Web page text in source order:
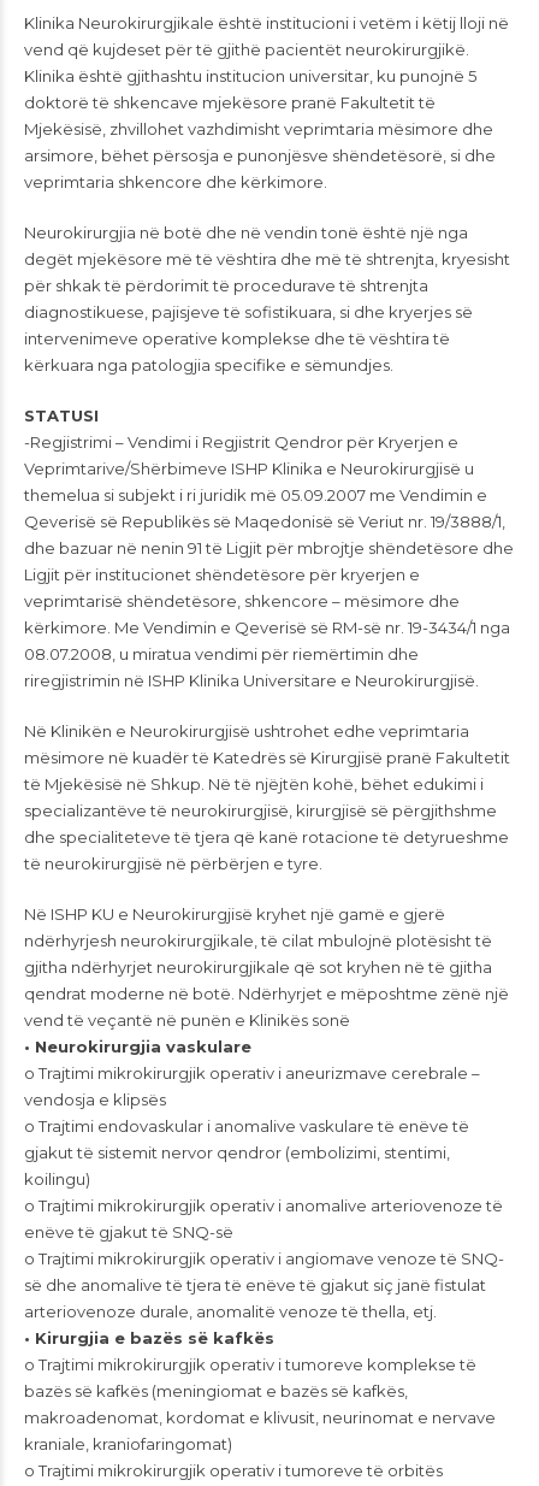
Klinika Neurokirurgjikale është institucioni i vetëm i këtij lloji në
vend që kujdeset për të gjithë pacientët neurokirurgjikë.
Klinika është gjithashtu institucion universitar, ku punojnë 5
doktorë të shkencave mjekësore pranë Fakultetit të
Mjekësisë, zhvillohet vazhdimisht veprimtaria mësimore dhe
arsimore, bëhet përsosja e punonjësve shëndetësorë, si dhe
veprimtaria shkencore dhe kërkimore.
Neurokirurgjia në botë dhe në vendin tonë është një nga
degët mjekësore më të vështira dhe më të shtrenjta, kryesisht
për shkak të përdorimit të procedurave të shtrenjta
diagnostikuese, pajisjeve të sofistikuara, si dhe kryerjes së
intervenimeve operative komplekse dhe të vështira të
kërkuara nga patologjia specifike e sëmundjes.
STATUSI
-Regjistrimi – Vendimi i Regjistrit Qendror për Kryerjen e
Veprimtarive/Shërbimeve ISHP Klinika e Neurokirurgjisë u
themelua si subjekt i ri juridik më 05.09.2007 me Vendimin e
Qeverisë së Republikës së Maqedonisë së Veriut nr. 19/3888/1,
dhe bazuar në nenin 91 të Ligjit për mbrojtje shëndetësore dhe
Ligjit për institucionet shëndetësore për kryerjen e
veprimtarisë shëndetësore, shkencore – mësimore dhe
kërkimore. Me Vendimin e Qeverisë së RM-së nr. 19-3434/1 nga
08.07.2008, u miratua vendimi për riemërtimin dhe
riregjistrimin në ISHP Klinika Universitare e Neurokirurgjisë.
Në Klinikën e Neurokirurgjisë ushtrohet edhe veprimtaria
mësimore në kuadër të Katedrës së Kirurgjisë pranë Fakultetit
të Mjekësisë në Shkup. Në të njëjtën kohë, bëhet edukimi i
specializantëve të neurokirurgjisë, kirurgjisë së përgjithshme
dhe specialiteteve të tjera që kanë rotacione të detyrueshme
të neurokirurgjisë në përbërjen e tyre.
Në ISHP KU e Neurokirurgjisë kryhet një gamë e gjerë
ndërhyrjesh neurokirurgjikale, të cilat mbulojnë plotësisht të
gjitha ndërhyrjet neurokirurgjikale që sot kryhen në të gjitha
qendrat moderne në botë. Ndërhyrjet e mëposhtme zënë një
vend të veçantë në punën e Klinikës sonë
• Neurokirurgjia vaskulare
o Trajtimi mikrokirurgjik operativ i aneurizmave cerebrale –
vendosja e klipsës
o Trajtimi endovaskular i anomalive vaskulare të enëve të
gjakut të sistemit nervor qendror (embolizimi, stentimi,
koilingu)
o Trajtimi mikrokirurgjik operativ i anomalive arteriovenoze të
enëve të gjakut të SNQ-së
o Trajtimi mikrokirurgjik operativ i angiomave venoze të SNQ-
së dhe anomalive të tjera të enëve të gjakut siç janë fistulat
arteriovenoze durale, anomalitë venoze të thella, etj.
• Kirurgjia e bazës së kafkës
o Trajtimi mikrokirurgjik operativ i tumoreve komplekse të
bazës së kafkës (meningiomat e bazës së kafkës,
makroadenomat, kordomat e klivusit, neurinomat e nervave
kraniale, kraniofaringomat)
o Trajtimi mikrokirurgjik operativ i tumoreve të orbitës